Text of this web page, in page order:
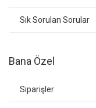
Sık Sorulan Sorular
Bana Özel
Siparişler